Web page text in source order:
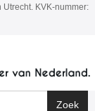
KVK-nummer: